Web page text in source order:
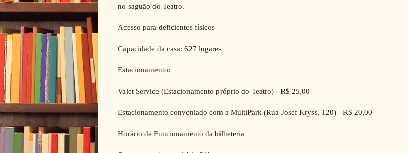
no saguão do Teatro.
Acesso para deficientes físicos
Capacidade da casa: 627 lugares
Estacionamento:
Valet Service (Estacionamento próprio do Teatro) - R$ 25,00
Estacionamento conveniado com a MultiPark (Rua Josef Kryss, 120) - R$ 20,00
Horário de Funcionamento da bilheteria